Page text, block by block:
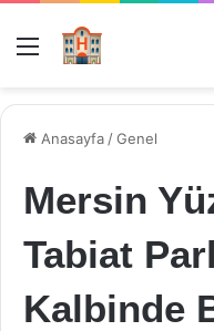
Menü
Anasayfa /Genel
Mersin
Tabiat
Kalbinde